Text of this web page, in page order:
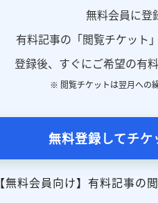
無料会員に登
有料記事の「閲覧チケット
登録後、すぐにご希望の有
※ 閲覧チケットは翌月への
無料登録してチケ
【無料会員向け】有料記事の